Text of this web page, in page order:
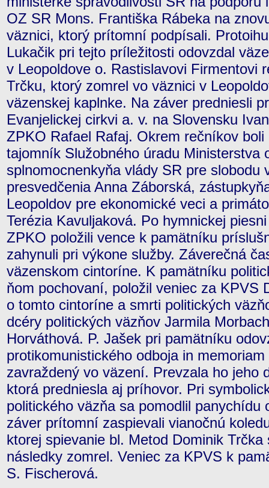
OZ SR Mons. Františka Rábeka na
väznici, ktorý prítomní podpísali.
Lukačik pri tejto príležitosti odovzdal
v Leopoldove o. Rastislavovi Firmentovi
Trčku, ktorý zomrel vo väznici v
väzenskej kaplnke. Na záver predniesli
Evanjelickej cirkvi a. v. na Slovensku
ZPKO Rafael Rafaj. Okrem rečníkov
tajomník Služobného úradu Ministerstva
splnomocnenkyňa vlády SR pre slobodu
presvedčenia Anna Záborská,
Leopoldov pre ekonomické veci a
Terézia Kavuljaková. Po hymnickej
ZPKO položili vence k pamätníku
zahynuli pri výkone služby. Záverečná
väzenskom cintoríne. K pamätníku
ňom pochovaní, položil veniec za KPVS
o tomto cintoríne a smrti politických
dcéry politických väzňov Jarmila
Horváthová. P. Jašek pri pamätníku
protikomunistického odboja in
zavraždený vo väzení. Prevzala ho jeho
ktorá predniesla aj príhovor. Pri
politického väzňa sa pomodlil panychídu
záver prítomní zaspievali vianočnú
ktorej spievanie bl. Metod Dominik
následky zomrel. Veniec za KPVS k
S. Fischerová.